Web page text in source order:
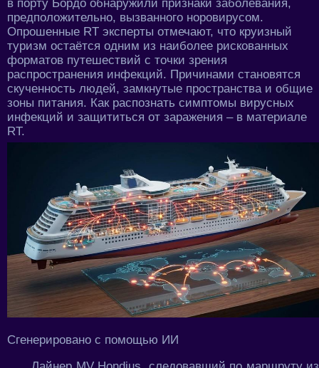
в порту Бордо обнаружили признаки заболевания,
предположительно, вызванного норовирусом.
Опрошенные RT эксперты отмечают, что круизный
туризм остаётся одним из наиболее рискованных
форматов путешествий с точки зрения
распространения инфекций. Причинами становятся
скученность людей, замкнутые пространства и общие
зоны питания. Как распознать симптомы вирусных
инфекций и защититься от заражения – в материале
RT.
Сгенерировано с помощью ИИ